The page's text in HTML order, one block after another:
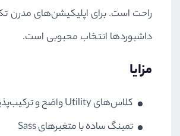
راحت است. برای اپلیکیشن‌های مدرن
داشبوردها انتخاب محبوبی است.
مزایا
کلاس‌های Utility واضح و ترکیب‌پذیر
تمینگ ساده با متغیرهای Sass